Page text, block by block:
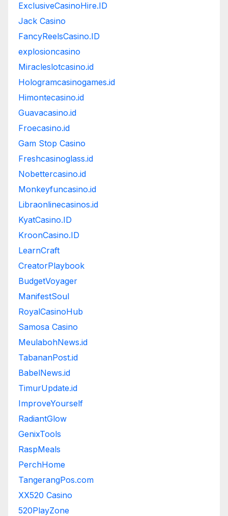
ExclusiveCasinoHire.ID
Jack Casino
FancyReelsCasino.ID
explosioncasino
Miracleslotcasino.id
Hologramcasinogames.id
Himontecasino.id
Guavacasino.id
Froecasino.id
Gam Stop Casino
Freshcasinoglass.id
Nobettercasino.id
Monkeyfuncasino.id
Libraonlinecasinos.id
KyatCasino.ID
KroonCasino.ID
LearnCraft
CreatorPlaybook
BudgetVoyager
ManifestSoul
RoyalCasinoHub
Samosa Casino
MeulabohNews.id
TabananPost.id
BabelNews.id
TimurUpdate.id
ImproveYourself
RadiantGlow
GenixTools
RaspMeals
PerchHome
TangerangPos.com
XX520 Casino
520PlayZone